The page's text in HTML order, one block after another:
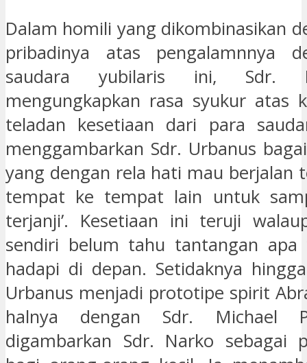
Dalam homili yang dikombinasikan
pribadinya atas pengalamnnya
saudara yubilaris ini, Sdr.
mengungkapkan rasa syukur atas
teladan kesetiaan dari para
menggambarkan Sdr. Urbanus
yang dengan rela hati mau berjalan
tempat ke tempat lain untuk
terjanji’. Kesetiaan ini teruji
sendiri belum tahu tantangan apa
hadapi di depan. Setidaknya
Urbanus menjadi prototipe spirit
halnya dengan Sdr. Michael
digambarkan Sdr. Narko sebagai